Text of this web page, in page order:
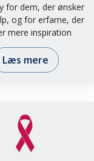
for dem, der ønsker
og for erfarne, der
mere inspiration
Læs mere